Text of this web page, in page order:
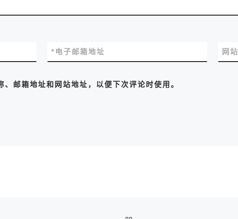
电子邮箱地址
* 网
邮箱地址和网站地址，以便下次评论时使用。